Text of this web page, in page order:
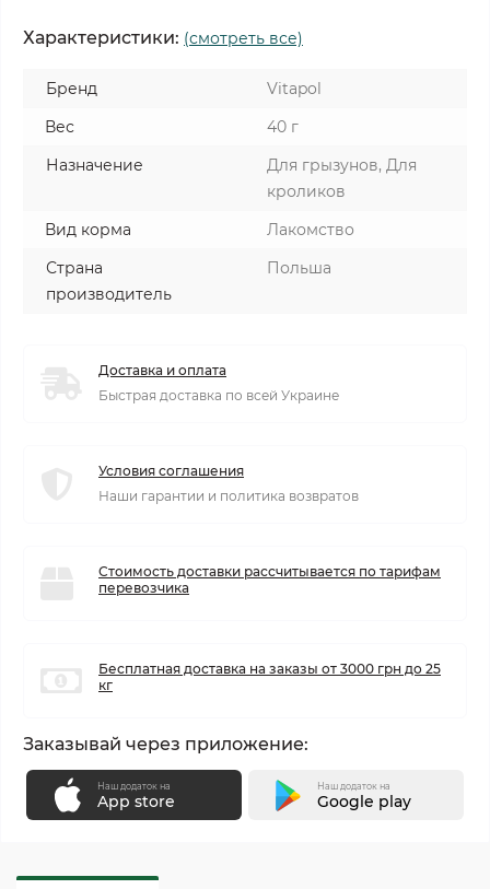
Характеристики: (смотреть все)
Бренд
Vitapol
Вес
40 г
Назначение
Для грызунов, Для
кроликов
Вид корма
Лакомство
Страна
производитель
Польша
Доставка и оплата
Быстрая доставка по всей Украине
Условия соглашения
Наши гарантии и политика возвратов
Стоимость доставки рассчитывается по тарифам
перевозчика
Бесплатная доставка на заказы от 3000 грн до 25
кг
Заказывай через приложение:
Наш додаток на
App store
Наш додаток на
Google play